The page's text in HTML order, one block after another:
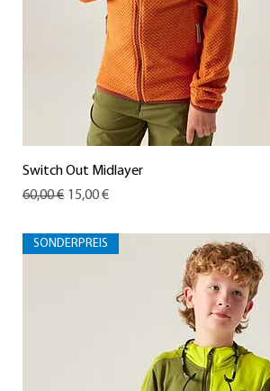
Switch Out Midlayer
Standardpreis
60,00 € Sale-Preis
15,00 €
SONDERPREIS